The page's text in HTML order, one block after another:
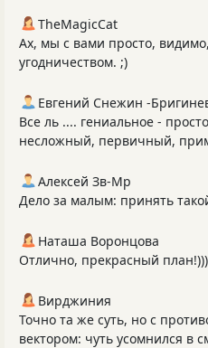
TheMagicCat
Ах, мы с вами просто,
угодничеством. ;)
Евгений Снежин -
Все ль .... гениальное -
несложный, первичный,
Алексей Зв-Mp
Дело за малым: принять
Наташа Воронцова
Отлично, прекрасный план!)))
Вирджиния
Точно та же суть, но с
вектором: чуть усомнился в